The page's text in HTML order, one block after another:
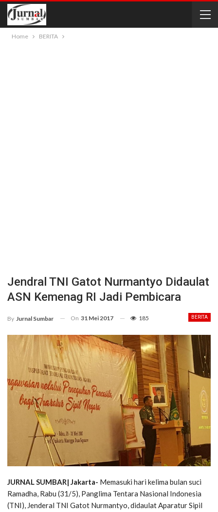
Home BERITA
Jendral TNI Gatot Nurmantyo Didaulat
ASN Kemenag RI Jadi Pembicara
BERITA
By Jurnal Sumbar On 31 Mei 2017 185
JURNAL SUMBAR| Jakarta- Memasuki hari kelima bulan suci
Ramadha, Rabu (31/5), Panglima Tentara Nasional Indonesia
(TNI), Jenderal TNI Gatot Nurmantyo, didaulat Aparatur Sipil